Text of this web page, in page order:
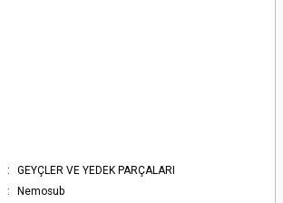
GEYÇLER VE YEDEK PARÇALARI
Nemosub